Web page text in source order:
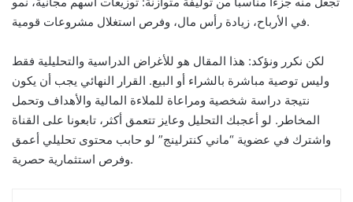
في الأرباح، زيادة رأس مال، وفرص استغلال مشروعات قومية.
لكن نكرر ونؤكد: هذا المقال هو للأغراض الدراسية والتحليلية فقط
وليس توصية مباشرة بالشراء أو البيع. القرار النهائي يجب أن يكون
نتيجة دراسة شخصية ومراعاة للملاءة المالية والأهداف وتحمل
المخاطر. لو أعجبك التحليل وعايز تتعمق أكثر، تابعونا على القناة
واشترك في عضوية “ماني كنترلينج” لو حابب محتوى تحليلي أعمق
وفرص استثمارية حصرية.